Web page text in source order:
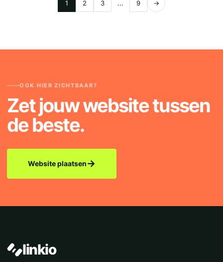
1 2 3 ... 9 →
OOK HIER ZICHTBAAR?
Zet jouw website tussen
de beste.
Website plaatsen→
linkio